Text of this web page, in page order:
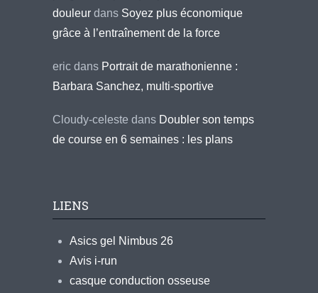
douleur dans Soyez plus économique
grâce à l’entraînement de la force
eric dans Portrait de marathonienne :
Barbara Sanchez, multi-sportive
Cloudy-celeste dans Doubler son temps
de course en 6 semaines : les plans
LIENS
Asics gel Nimbus 26
Avis i-run
casque conduction osseuse